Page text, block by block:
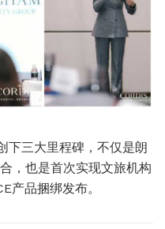
下三大里程碑，不仅是朗
，也是首次实现文旅机构
产品捆绑发布。